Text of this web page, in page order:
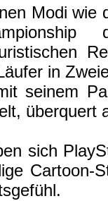
Modi wie
in
seinem
überquert
sich
Cartoon-